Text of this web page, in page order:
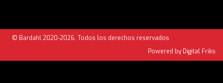
© Bardahl 2020-2026. Todos los derechos reservados
Powered by Digital Friks